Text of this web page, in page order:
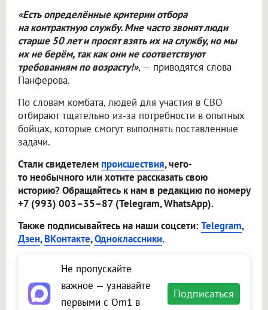
«Есть определённые критерии отбора
на контрактную службу. Мне часто звонят люди
старше 50 лет и просят взять их на службу, но мы
их не берём, так как они не соответствуют
требованиям по возрасту!», — приводятся слова
Панферова.
По словам комбата, людей для участия в СВО
отбирают тщательно из-за потребности в опытных
бойцах, которые смогут выполнять поставленные
задачи.
Стали свидетелем происшествия, чего-
то необычного или хотите рассказать свою
историю? Обращайтесь к нам в редакцию по номеру
+7 (993) 003–35–87 (Telegram, WhatsApp).
Также подписывайтесь на наши соцсети:Telegram,
Дзен,ВКонтакте,Одноклассники.
Не пропускайте
важное — узнавайте
первыми с Om1 в
Подписаться